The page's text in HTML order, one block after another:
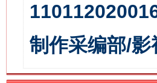
制作采编部/